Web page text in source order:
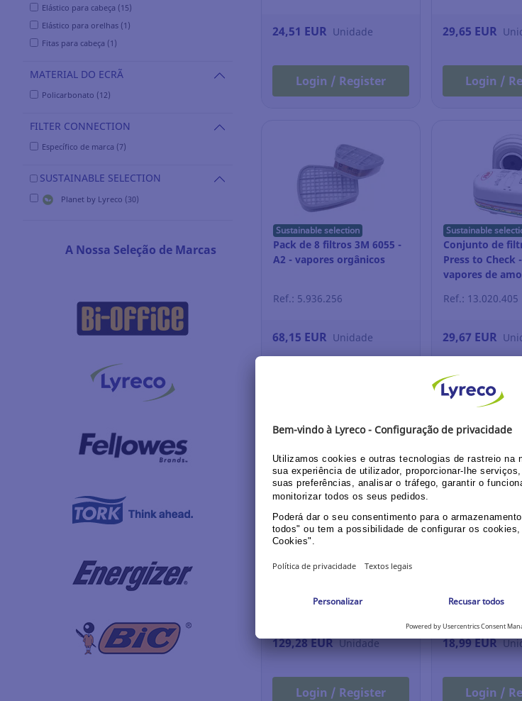
Elástico para cabeça (15)
Elástico para orelhas (1)
Fitas para cabeça (1)
MATERIAL DO ECRÃ
Policarbonato (12)
FILTER CONNECTION
Específico de marca (7)
SUSTAINABLE SELECTION
Planet by Lyreco (30)
A Nossa Seleção de Marcas
24,51 EUR Unidade
Login / Register
29,65 EUR
Login /
Sustainable selection
Pack de 8 filtros 3M 6055 -
A2 - vapores orgânicos
Ref.: 5.936.256
68,15 EUR Unidade
Sustainable
Conjunto de
Press to Check
vapores de
Ref.: 13.020.405
29,67 EUR
Login /
Sustainable selection
P3R
Ref.: 14.036.279
129,28 EUR Unidade
Login / Register
Sustainable
Ref.: 12.590.282
18,99 EUR
Login /